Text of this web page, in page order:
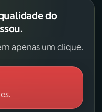
do
apenas um clique.